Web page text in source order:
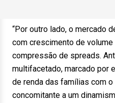
“Por outro lado, o mercado
com crescimento de
compressão de spreads.
multifacetado, marcado por
de renda das famílias com
concomitante a um